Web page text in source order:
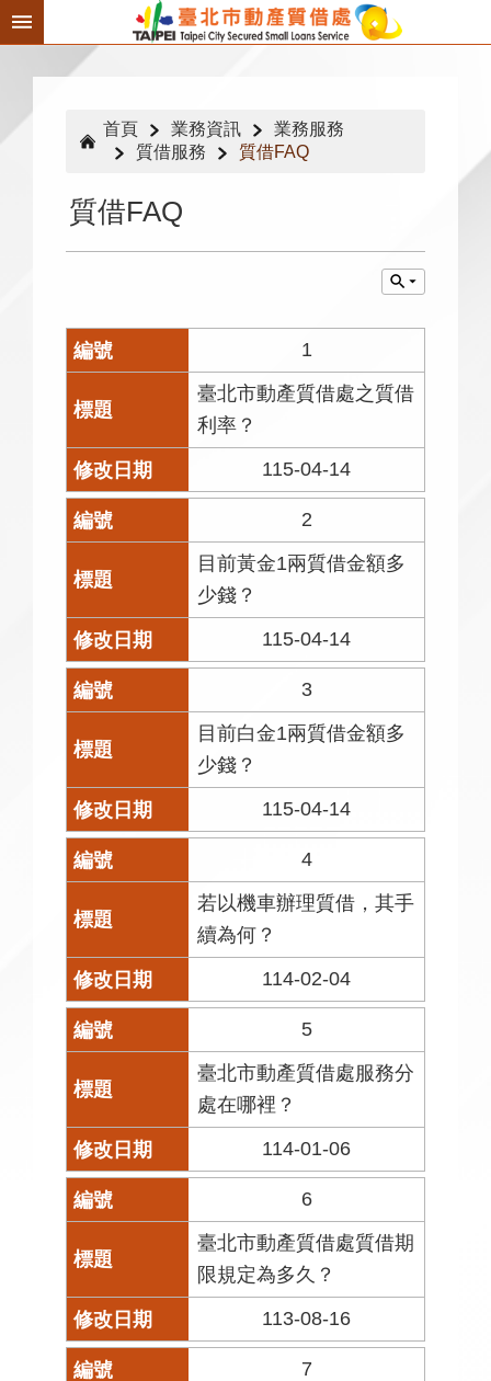
跳到主要內容區塊
首頁 業務資訊
業務服務
質借服務
質借FAQ
質借FAQ
1
臺北市動產質借處之質借
利率？
115-04-14
2
目前黃金1兩質借金額多
少錢？
115-04-14
3
目前白金1兩質借金額多
少錢？
115-04-14
4
若以機車辦理質借，其手
續為何？
114-02-04
5
臺北市動產質借處服務分
處在哪裡？
114-01-06
6
臺北市動產質借處質借期
限規定為多久？
113-08-16
7